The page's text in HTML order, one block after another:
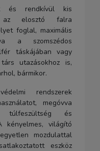
és rendkívül kis
az elosztó falra
foglal, maximális
a szomszédos
táskájában vagy
utazásokhoz is,
bármikor.
rendszerek
megóvva
túlfeszültség és
kényelmes, világító
mozdulattal
eszköz